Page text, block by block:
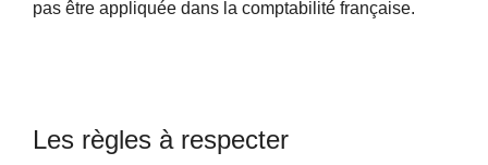
pas être appliquée dans la comptabilité française.
Les règles à respecter